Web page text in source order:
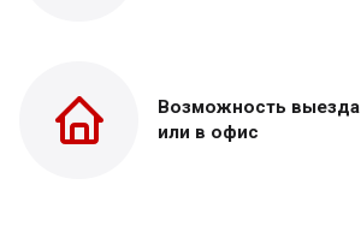
Возможность выезда
или в офис